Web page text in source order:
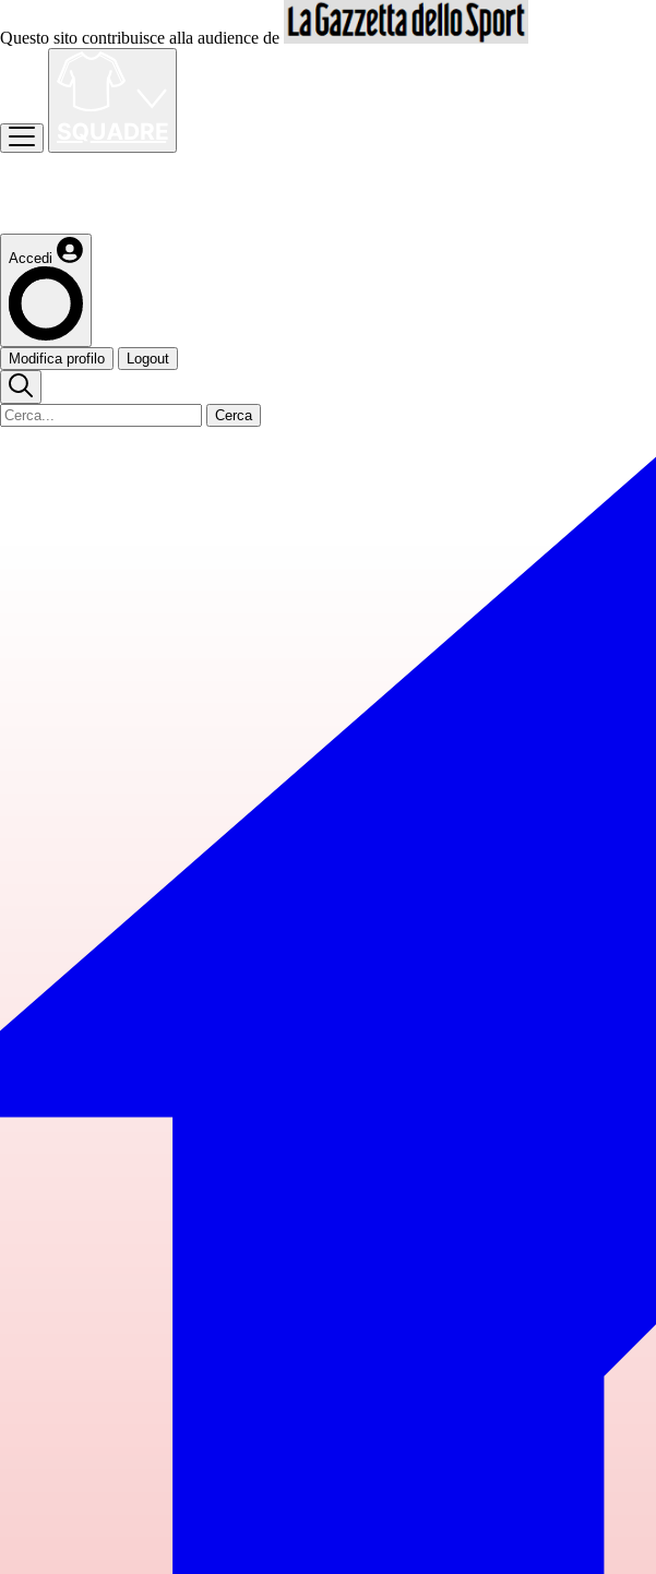
Questo sito contribuisce alla audience de
Accedi
Modifica profilo Logout
Cerca